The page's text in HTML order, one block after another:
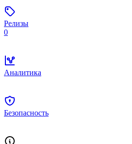
Релизы
0
Аналитика
Безопасность